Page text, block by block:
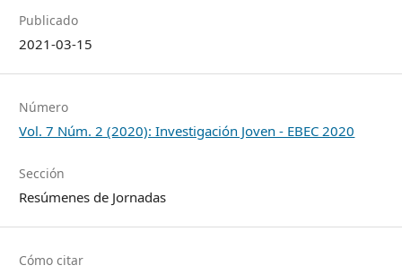
Publicado
2021-03-15
Número
Vol. 7 Núm. 2 (2020): Investigación Joven - EBEC 2020
Sección
Resúmenes de Jornadas
Cómo citar